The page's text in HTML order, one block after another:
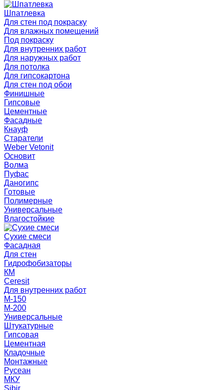
Шпатлевка
Для стен под покраску
Для влажных помещений
Под покраску
Для внутренних работ
Для наружных работ
Для потолка
Для гипсокартона
Для стен под обои
Финишные
Гипсовые
Цементные
Фасадные
Кнауф
Старатели
Weber Vetonit
Основит
Волма
Пуфас
Даногипс
Готовые
Полимерные
Универсальные
Влагостойкие
Сухие смеси
Фасадная
Для стен
Гидрофобизаторы
КМ
Ceresit
Для внутренних работ
М-150
М-200
Универсальные
Штукатурные
Гипсовая
Цементная
Кладочные
Монтажные
Русеан
МКУ
Sibir